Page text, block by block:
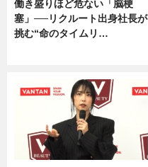
働き盛りほど危ない「脳梗
塞」──リクルート出身社長が
挑む“命のタイムリ…